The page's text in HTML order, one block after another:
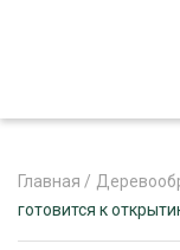
Главная /
готовится к